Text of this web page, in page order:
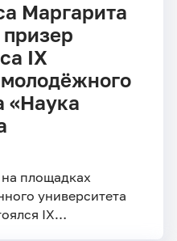
Маргарита
призер
IX
«Наука
площадках
университета
IX